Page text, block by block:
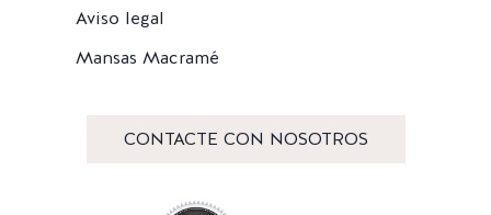
Aviso legal
Mansas Macramé
CONTACTE CON NOSOTROS